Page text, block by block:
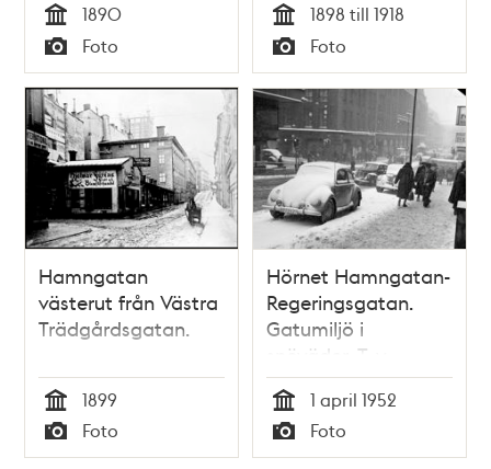
Tid
1890
Typ
Foto Tid
1898 till 1918
Typ
Foto
Hamngatan
västerut från Västra
Trädgårdsgatan.
Tid
1899
Typ
Foto
Hörnet Hamngatan-
Regeringsgatan.
Gatumiljö i
snöväder. T. v.
Hamngatan 18-20,
NK (Nordiska
Kompaniet)
Tid
1 april 1952
Typ
Foto